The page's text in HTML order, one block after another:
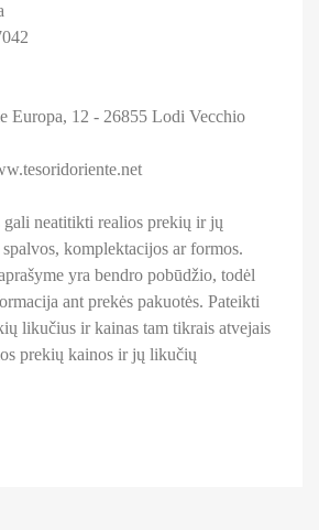
Europa, 12 - 26855 Lodi Vecchio
neatitikti realios prekių ir jų
komplektacijos ar formos.
yra bendro pobūdžio, todėl
ant prekės pakuotės. Pateikti
likučius ir kainas tam tikrais atvejais
prekių kainos ir jų likučių